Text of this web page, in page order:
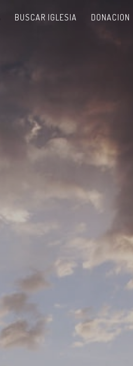
BUSCAR IGLESIA DONACION